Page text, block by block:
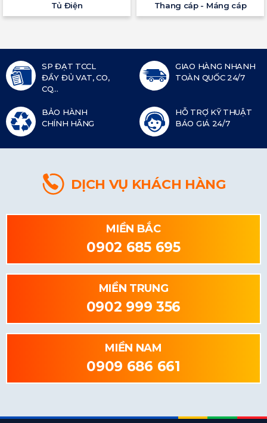
Tủ Điện Thang cáp - Máng cáp
SP ĐẠT TCCL
ĐẦY ĐỦ VAT, CO,
CQ...
GIAO HÀNG NHANH
TOÀN QUỐC 24/7
BẢO HÀNH
CHÍNH HÃNG
HỖ TRỢ KỸ THUẬT
BÁO GIÁ 24/7
DỊCH VỤ KHÁCH HÀNG
MIỀN BẮC
0902 685 695
MIỀN TRUNG
0902 999 356
MIỀN NAM
0909 686 661